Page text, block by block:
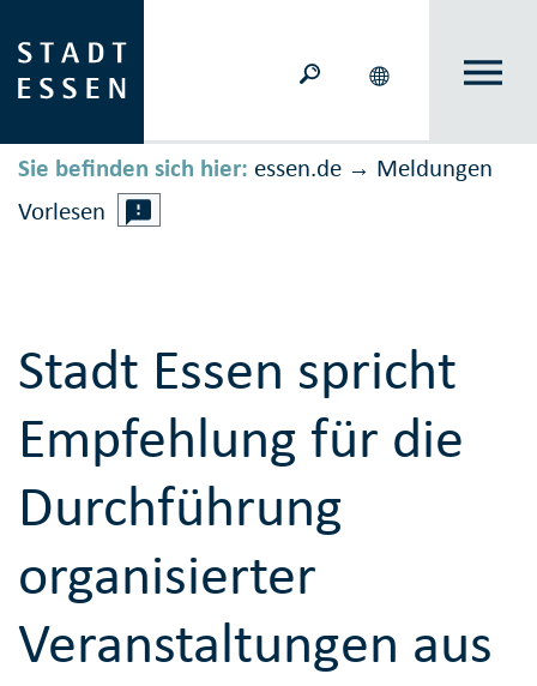
Sie befinden sich hier: essen.de → Meldungen
Vorlesen
Stadt Essen spricht
Empfehlung für die
Durchführung
organisierter
Veranstaltungen aus